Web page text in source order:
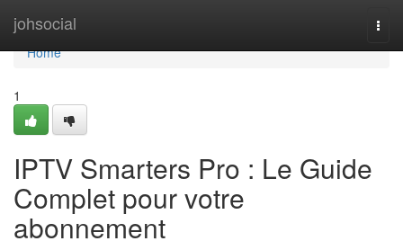
johsocial
Home
Home
1
IPTV Smarters Pro : Le Guide
Complet pour votre
abonnement